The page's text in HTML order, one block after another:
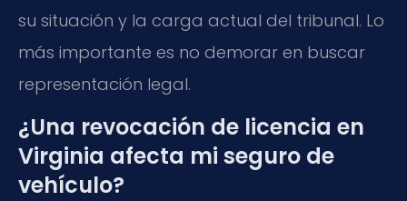
su situación y la carga actual del tribunal. Lo
más importante es no demorar en buscar
representación legal.
¿Una revocación de licencia en
Virginia afecta mi seguro de
vehículo?